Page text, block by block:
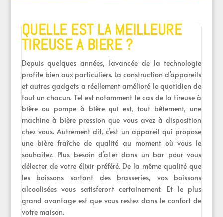
QUELLE EST LA MEILLEURE
TIREUSE A BIERE ?
Depuis quelques années, l’avancée de la technologie
profite bien aux particuliers. La construction d’appareils
et autres gadgets a réellement amélioré le quotidien de
tout un chacun. Tel est notamment le cas de la tireuse à
bière ou pompe à bière qui est, tout bêtement, une
machine à bière pression que vous avez à disposition
chez vous. Autrement dit, c’est un appareil qui propose
une bière fraîche de qualité au moment où vous le
souhaitez. Plus besoin d’aller dans un bar pour vous
délecter de votre élixir préféré. De la même qualité que
les boissons sortant des brasseries, vos boissons
alcoolisées vous satisferont certainement. Et le plus
grand avantage est que vous restez dans le confort de
votre maison.